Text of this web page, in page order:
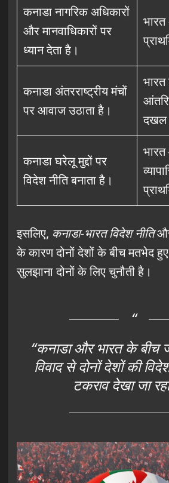
कनाडा नागरिक अधिकारों
और मानवाधिकारों पर
ध्यान देता है।
कनाडा अंतरराष्ट्रीय मंचों
पर आवाज उठाता है।
दखल
कनाडा घरेलू मुद्दों पर
विदेश नीति बनाता है।
इसलिए, कनाडा-भारत विदेश नीति
के कारण दोनों देशों के बीच मतभेद हुए
सुलझाना दोनों के लिए चुनौती है।
“कनाडा और भारत के बीच
विवाद से दोनों देशों की
टकराव देखा जा